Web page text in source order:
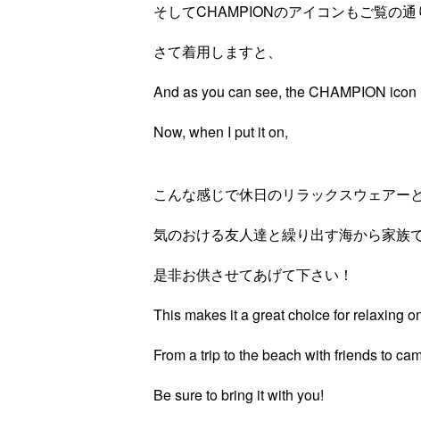
そしてCHAMPIONのアイコンもご覧の通
さて着用しますと、
And as you can see, the CHAMPION icon
Now, when I put it on,
こんな感じで休日のリラックスウェアー
気のおける友人達と繰り出す海から家族
是非お供させてあげて下さい！
This makes it a great choice for relaxing
From a trip to the beach with friends to
Be sure to bring it with you!